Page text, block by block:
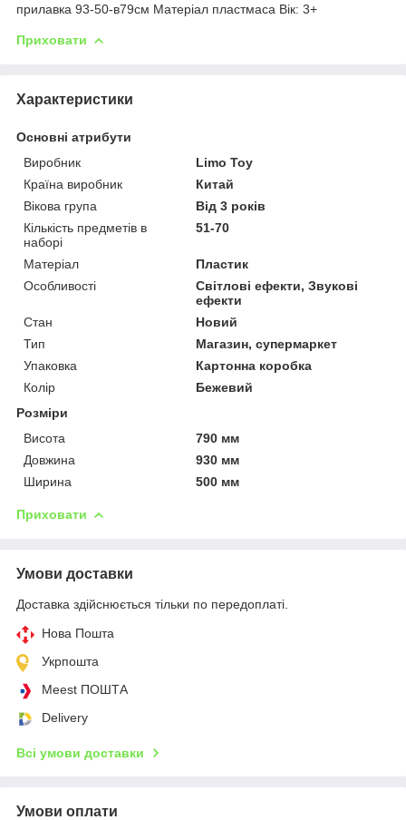
прилавка 93-50-в79см Матеріал пластмаса Вік: 3+
Приховати
Характеристики
Основні атрибути
Виробник
Limo Toy
Країна виробник
Китай
Вікова група
Від 3 років
Кількість предметів в
наборі
51-70
Матеріал
Пластик
Особливості
Світлові ефекти, Звукові
ефекти
Стан
Новий
Тип
Магазин, супермаркет
Упаковка
Картонна коробка
Колір
Бежевий
Розміри
Висота
790 мм
Довжина
930 мм
Ширина
500 мм
Приховати
Умови доставки
Доставка здійснюється тільки по передоплаті.
Нова Пошта
Укрпошта
Meest ПОШТА
Delivery
Всі умови доставки
Умови оплати